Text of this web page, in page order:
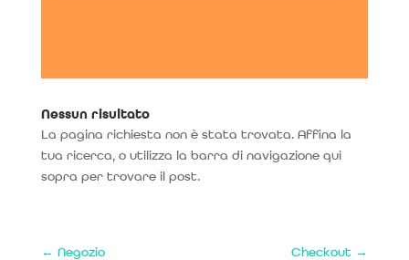
Nessun risultato
La pagina richiesta non è stata trovata. Affina la
tua ricerca, o utilizza la barra di navigazione qui
sopra per trovare il post.
← Negozio Checkout →